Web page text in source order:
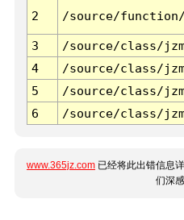
2 /source/
3 /source/class/
4
/source/class/
5
/source/class/
6
/source/class/
www.365jz.com 已经将此出错信息
们深